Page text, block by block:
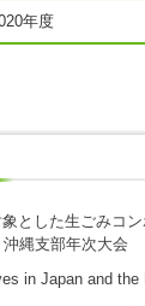
年度
とした生ごみコ
縄支部年次大会
in Japan and